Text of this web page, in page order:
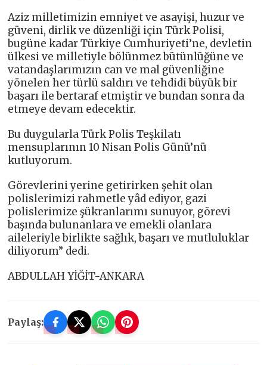
Aziz milletimizin emniyet ve asayişi, huzur ve
güveni, dirlik ve düzenliği için Türk Polisi,
bugüne kadar Türkiye Cumhuriyeti’ne, devletin
ülkesi ve milletiyle bölünmez bütünlüğüne ve
vatandaşlarımızın can ve mal güvenliğine
yönelen her türlü saldırı ve tehdidi büyük bir
başarı ile bertaraf etmiştir ve bundan sonra da
etmeye devam edecektir.
Bu duygularla Türk Polis Teşkilatı
mensuplarının 10 Nisan Polis Günü’nü
kutluyorum.
Görevlerini yerine getirirken şehit olan
polislerimizi rahmetle yâd ediyor, gazi
polislerimize şükranlarımı sunuyor, görevi
başında bulunanlara ve emekli olanlara
aileleriyle birlikte sağlık, başarı ve mutluluklar
diliyorum” dedi.
ABDULLAH YİĞİT-ANKARA
Paylaş: